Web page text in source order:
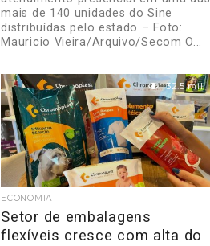
mais de 140 unidades do Sine
distribuídas pelo estado – Foto:
Mauricio Vieira/Arquivo/Secom O...
32.5 mil
ECONOMIA
Setor de embalagens
flexíveis cresce com alta do